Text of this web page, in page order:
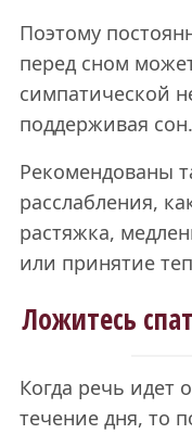
Поэтому
перед сном
симпатической
поддерживая сон.
Рекомендованы
расслабления,
растяжка,
или принятие
Ложитесь
Когда речь идет
течение дня, то